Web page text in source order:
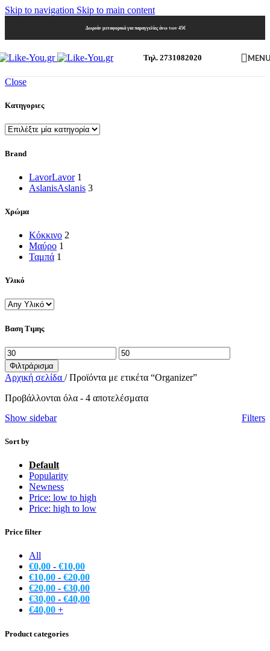
Skip to navigation Skip to main content
Δωρεάν μεταφορικά για παραγγελίες άνω των 45€
Τηλ. 2731082020
Close
Κατηγοριες
Brand
LavorLavor 1
AslanisAslanis 3
Χρώμα
Κόκκινο 2
Μαύρο 1
Ταμπά 1
Υλικό
Βαση Τιμης
Ελάχιστη
τιμή
Μέγιστη
τιμή
Φιλτράρισμα
Αρχική σελίδα / Προϊόντα με ετικέτα “Organizer”
Προβάλλονται όλα - 4 αποτελέσματα
Show sidebar
Filters
Sort by
Default
Popularity
Newness
Price: low to high
Price: high to low
Price filter
All
€0,00 - €10,00
€10,00 - €20,00
€20,00 - €30,00
€30,00 - €40,00
€40,00 +
Product categories